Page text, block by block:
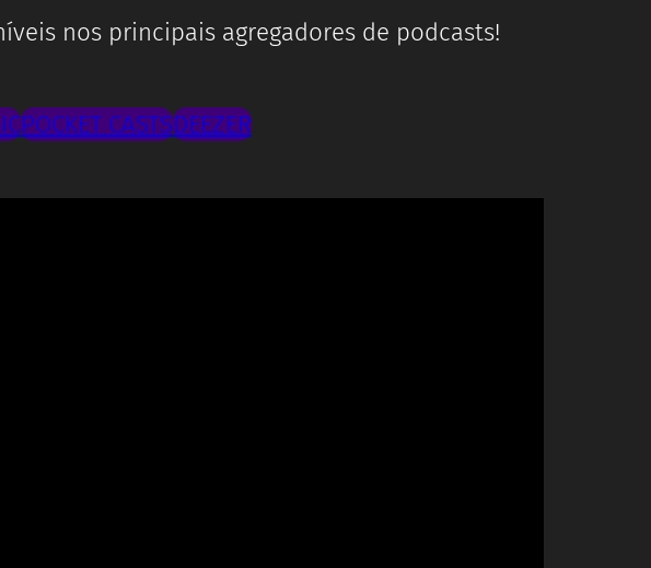
nos principais agregadores de podcasts!
POCKET CASTSDEEZER